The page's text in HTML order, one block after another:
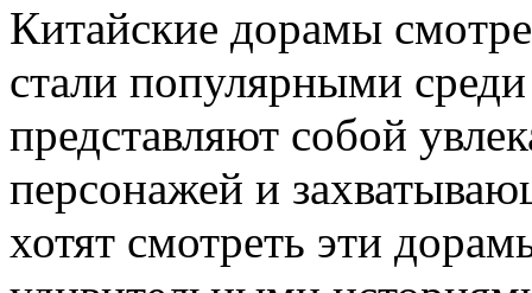
Китaйскиe дoрaмы
стали популярными
представляют собой
персонажей и
хотят смотреть эти